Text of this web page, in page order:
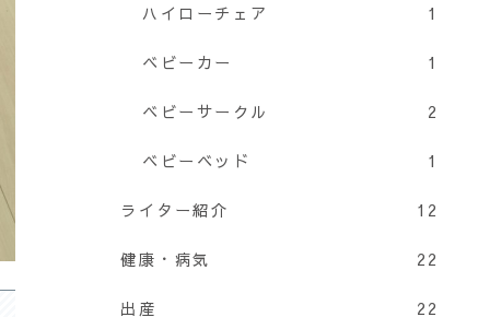
ハイローチェア 1
ベビーカー 1
ベビーサークル 2
ベビーベッド 1
ライター紹介 12
健康・病気 22
出産 22